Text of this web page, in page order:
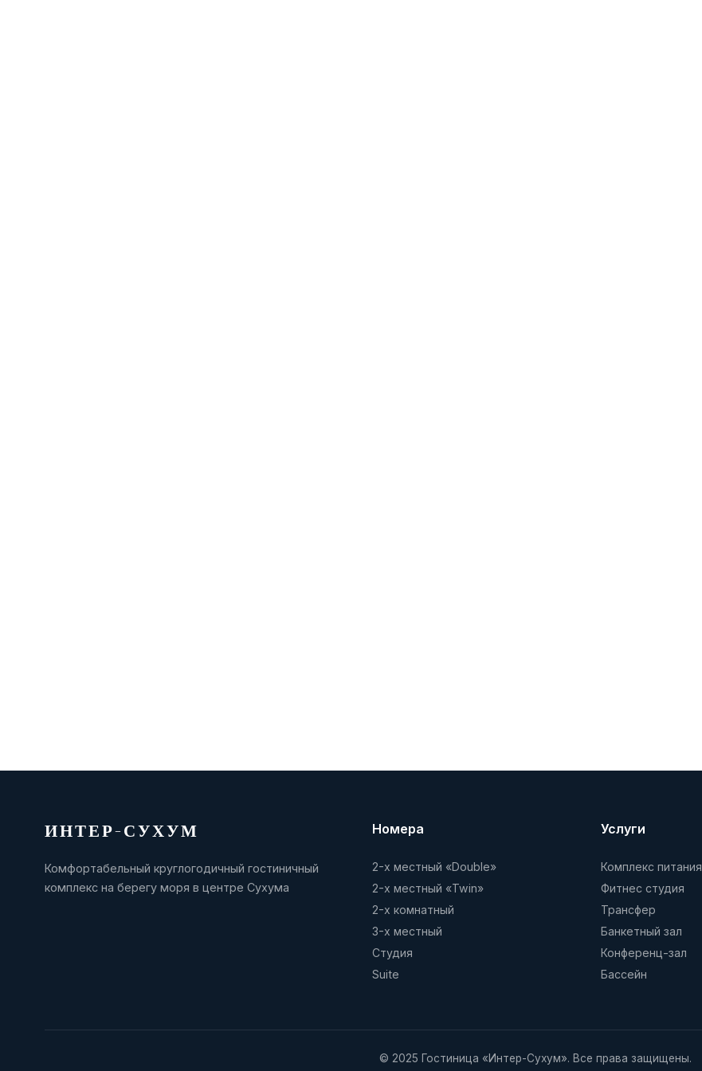
ИНТЕР-СУХУМ
Комфортабельный круглогодичный гостиничный
комплекс на берегу моря в центре Сухума
Номера
2-х местный «Double»
2-х местный «Twin»
2-х комнатный
3-х местный
Студия
Suite
Услуги
Комплекс питания
Фитнес студия
Трансфер
Банкетный зал
Конференц-зал
Бассейн
© 2025 Гостиница «Интер-Сухум». Все права защищены.